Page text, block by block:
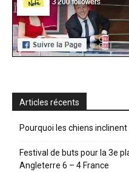
Articles récents
Pourquoi les chiens
Festival de buts pour la 3e
Angleterre 6 – 4 France